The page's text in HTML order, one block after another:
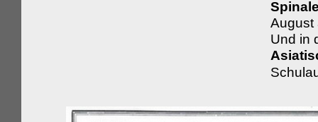
August
Und in